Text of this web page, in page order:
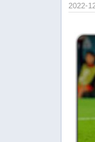
2022-